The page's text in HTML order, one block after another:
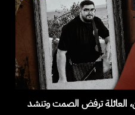
العائلة ترفض الصمت وتنشد